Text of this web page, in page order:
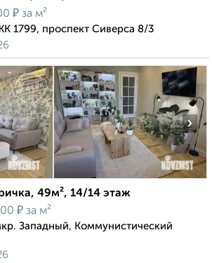
₽ за м²
1799, проспект Сиверса 8/3
›
49м², 14/14 этаж
₽ за м²
Западный, Коммунистический